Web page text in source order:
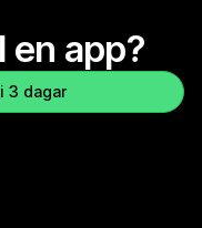
en app?
3 dagar